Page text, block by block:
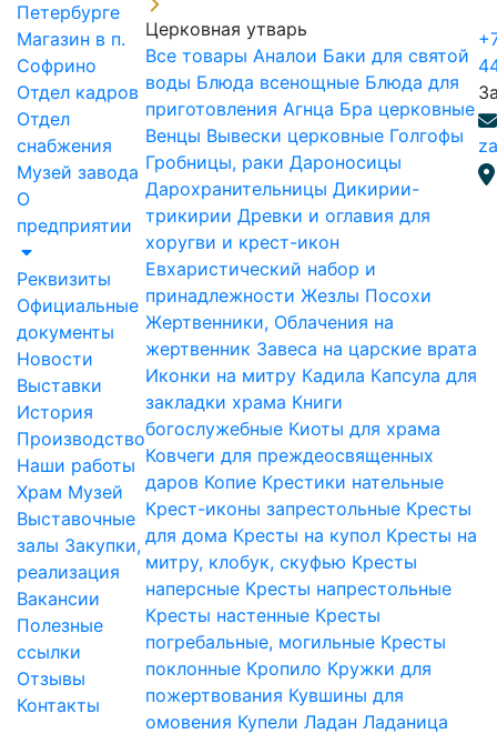
Петербурге
Магазин в п.
Софрино
Отдел кадров
Отдел
снабжения
Музей завода
О
предприятии
Реквизиты
Официальные
документы
Новости
Выставки
История
Производство
Наши работы
Храм Музей
Выставочные
залы Закупки,
реализация
Вакансии
Полезные
ссылки
Отзывы
Контакты
Церковная утварь
Все товары Аналои Баки для святой
воды Блюда всенощные Блюда для
приготовления Агнца Бра церковные
Венцы Вывески церковные Голгофы
Гробницы, раки Дароносицы
Дарохранительницы Дикирии-
трикирии Древки и оглавия для
хоругви и крест-икон
Евхаристический набор и
принадлежности Жезлы Посохи
Жертвенники, Облачения на
жертвенник Завеса на царские врата
Иконки на митру Кадила Капсула для
закладки храма Книги
богослужебные Киоты для храма
Ковчеги для преждеосвященных
даров Копие Крестики нательные
Крест-иконы запрестольные Кресты
для дома Кресты на купол Кресты на
митру, клобук, скуфью Кресты
наперсные Кресты напрестольные
Кресты настенные Кресты
погребальные, могильные Кресты
поклонные Кропило Кружки для
пожертвования Кувшины для
омовения Купели Ладан Ладаница